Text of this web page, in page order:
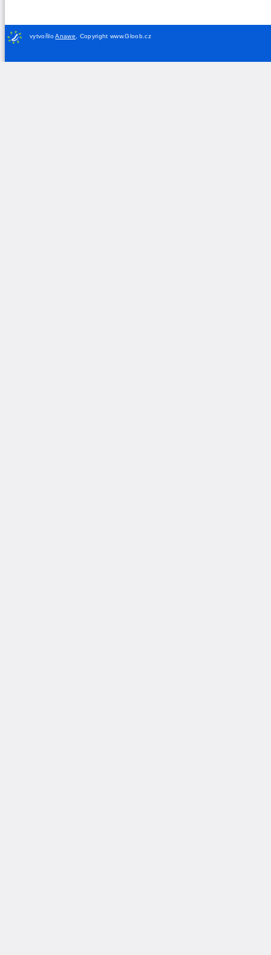
vytvořiloAnawe Copyright www.Gloob.cz